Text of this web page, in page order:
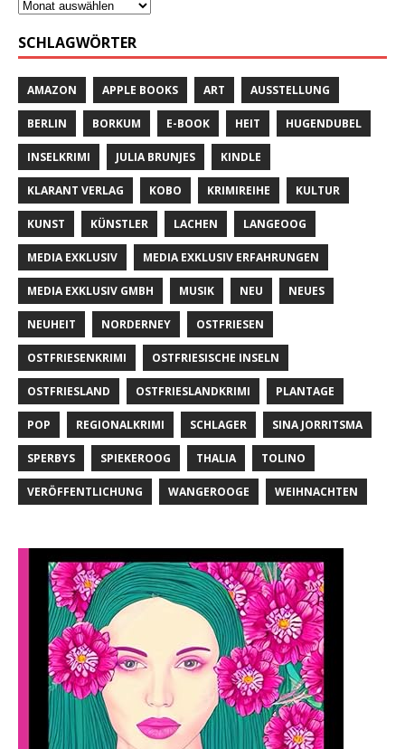
SCHLAGWÖRTER
AMAZON APPLE BOOKS ART AUSSTELLUNG
BERLIN BORKUM E-BOOK HEIT HUGENDUBEL
INSELKRIMI JULIA BRUNJES KINDLE
KLARANT VERLAG KOBO KRIMIREIHE KULTUR
KUNST KÜNSTLER LACHEN LANGEOOG
MEDIA EXKLUSIV MEDIA EXKLUSIV ERFAHRUNGEN
MEDIA EXKLUSIV GMBH MUSIK NEU NEUES
NEUHEIT NORDERNEY OSTFRIESEN
OSTFRIESENKRIMI OSTFRIESISCHE INSELN
OSTFRIESLAND OSTFRIESLANDKRIMI PLANTAGE
POP REGIONALKRIMI SCHLAGER SINA JORRITSMA
SPERBYS SPIEKEROOG THALIA TOLINO
VERÖFFENTLICHUNG WANGEROOGE WEIHNACHTEN